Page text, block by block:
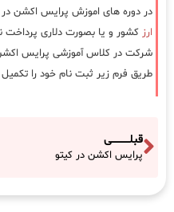
در دوره های اموزش پرایس اکشن در
ارز کشور و یا بصورت دلاری پرداخت
شرکت در کلاس آموزشی پرایس اکشن
طریق فرم زیر ثبت نام خود را تکمیل
قبلـــــــــــی
پرایس اکشن در کیتو